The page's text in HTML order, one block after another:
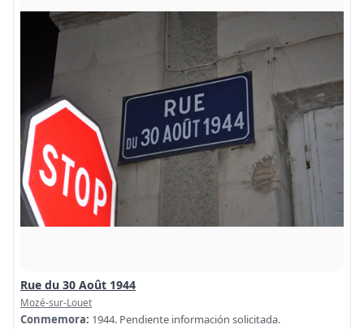
Rue du 30 Août 1944
Mozé-sur-Louet
Conmemora: 1944. Pendiente información solicitada.